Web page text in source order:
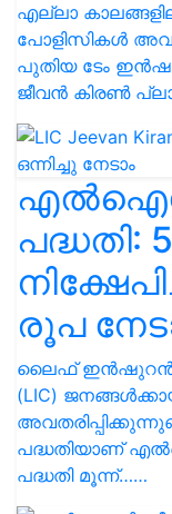
എല്ലാ
പോളിസികൾ
പുതിയ ടേം
ജീവൻ കിരൺ
പദ്ധതി:
രൂപ
ലൈഫ്
(LIC)
പദ്ധതിയാണ്
പദ്ധതി മൂന്ന്……